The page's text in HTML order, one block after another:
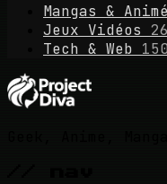
Mangas &
Jeux Vidéos
Tech & Web